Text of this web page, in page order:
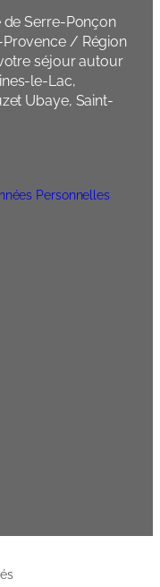
Serre-Ponçon
/ Région
séjour autour
le-Lac,
Ubaye, Saint-
Personnelles